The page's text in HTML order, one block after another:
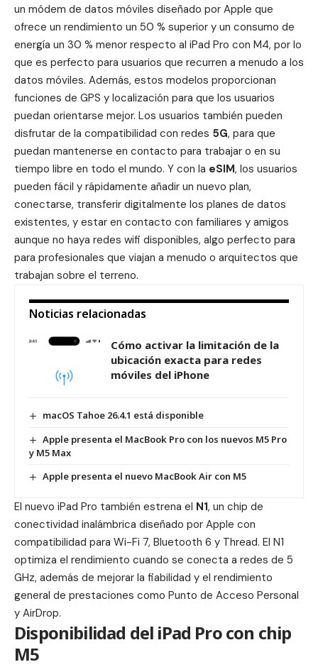
un módem de datos móviles diseñado por Apple que
ofrece un rendimiento un 50 % superior y un consumo de
energía un 30 % menor respecto al iPad Pro con M4, por lo
que es perfecto para usuarios que recurren a menudo a los
datos móviles. Además, estos modelos proporcionan
funciones de GPS y localización para que los usuarios
puedan orientarse mejor. Los usuarios también pueden
disfrutar de la compatibilidad con redes 5G, para que
puedan mantenerse en contacto para trabajar o en su
tiempo libre en todo el mundo. Y con la eSIM, los usuarios
pueden fácil y rápidamente añadir un nuevo plan,
conectarse, transferir digitalmente los planes de datos
existentes, y estar en contacto con familiares y amigos
aunque no haya redes wifi disponibles, algo perfecto para
para profesionales que viajan a menudo o arquitectos que
trabajan sobre el terreno.
Noticias relacionadas
Cómo activar la limitación de la
ubicación exacta para redes
móviles del iPhone
macOS Tahoe 26.4.1 está disponible
Apple presenta el MacBook Pro con los nuevos M5 Pro
y M5 Max
Apple presenta el nuevo MacBook Air con M5
El nuevo iPad Pro también estrena el N1, un chip de
conectividad inalámbrica diseñado por Apple con
compatibilidad para Wi-Fi 7, Bluetooth 6 y Thread. El N1
optimiza el rendimiento cuando se conecta a redes de 5
GHz, además de mejorar la fiabilidad y el rendimiento
general de prestaciones como Punto de Acceso Personal
y AirDrop.
Disponibilidad del iPad Pro con chip
M5